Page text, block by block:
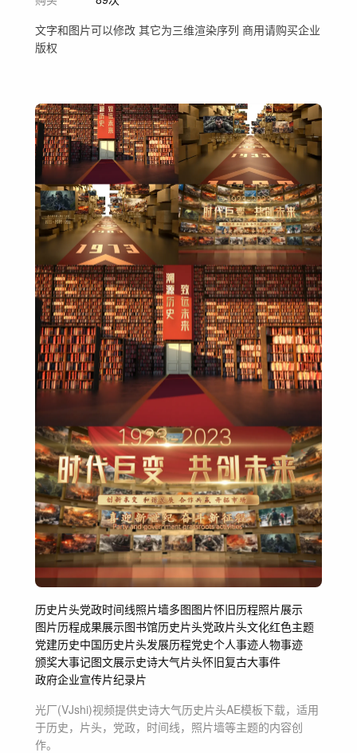
文字和图片可以修改 其它为三维渲染序列 商用请购买企业
版权
历史片头党政时间线照片墙多图图片怀旧历程照片展示
图片历程成果展示图书馆历史片头党政片头文化红色主题
党建历史中国历史片头发展历程党史个人事迹人物事迹
颁奖大事记图文展示史诗大气片头怀旧复古大事件
政府企业宣传片纪录片
光厂(VJshi)视频提供史诗大气历史片头AE模板下载，适用
于历史，片头，党政，时间线，照片墙等主题的内容创
作。